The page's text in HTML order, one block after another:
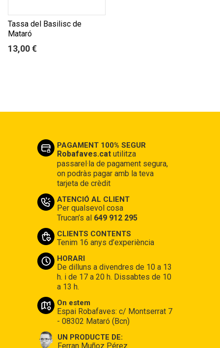
Tassa del Basilisc de
Mataró
13,00 €
PAGAMENT 100% SEGUR
Robafaves.catutilitza
passarel·la de pagament segura,
on podràs pagar amb la teva
tarjeta de crèdit
ATENCIÓ AL CLIENT
Per qualsevol cosa
Trucan’s al 649 912 295
CLIENTS CONTENTS
Tenim 16 anys d’experiència
HORARI
De dilluns a divendres de 10 a 13
h. i de 17 a 20 h. Dissabtes de 10
a 13 h.
On estem
Espai Robafaves: c/ Montserrat 7
- 08302 Mataró (Bcn)
UN PRODUCTE DE:
Ferran Muñoz Pérez